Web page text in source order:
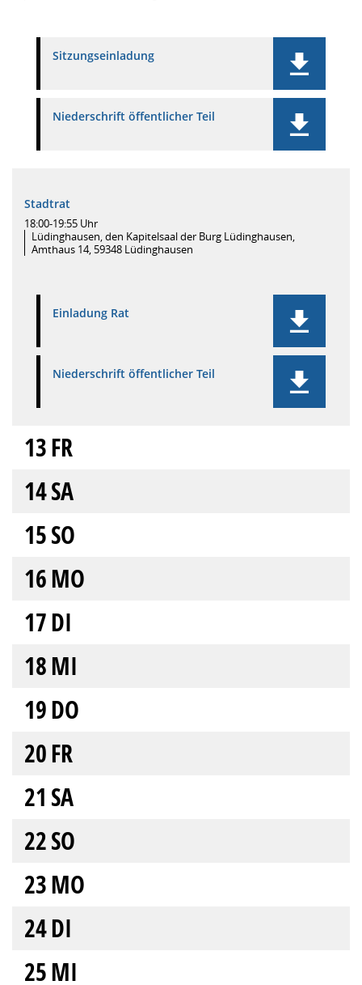
Sitzungseinladung
Niederschrift öffentlicher Teil
Stadtrat
18:00-19:55 Uhr
Lüdinghausen, den Kapitelsaal der Burg Lüdinghausen,
Amthaus 14, 59348 Lüdinghausen
Einladung Rat
Niederschrift öffentlicher Teil
13FR
14SA
15SO
16MO
17DI
18MI
19DO
20FR
21 SA
22SO
23MO
24DI
25MI